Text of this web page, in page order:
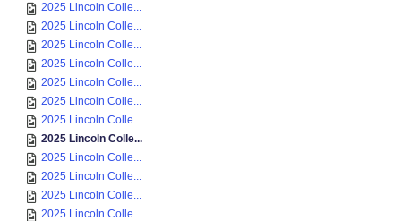
2025 Lincoln Colle...
2025 Lincoln Colle...
2025 Lincoln Colle...
2025 Lincoln Colle...
2025 Lincoln Colle...
2025 Lincoln Colle...
2025 Lincoln Colle...
2025 Lincoln Colle...
2025 Lincoln Colle...
2025 Lincoln Colle...
2025 Lincoln Colle...
2025 Lincoln Colle...